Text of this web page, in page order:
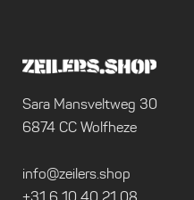
Sara Mansveltweg 30
6874 CC Wolfheze
info@zeilers.shop
+31 6 10 40 21 08